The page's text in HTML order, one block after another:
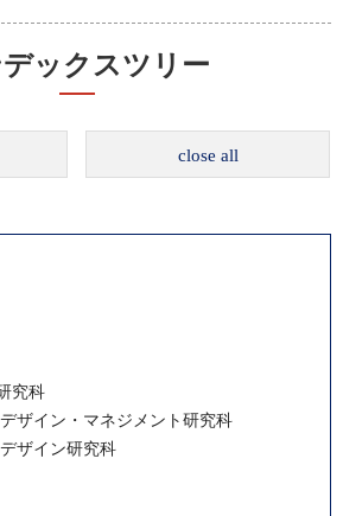
ックスツリー
close all
究科
ザイン・マネジメント研究科
ザイン研究科